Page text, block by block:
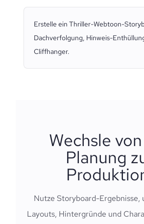
Erstelle ein Thriller-Webtoon-
Dachverfolgung, Hinweis-
Cliffhanger.
Wechsle
Planung
Nutze Storyboard-Ergebnisse,
Layouts, Hintergründe und